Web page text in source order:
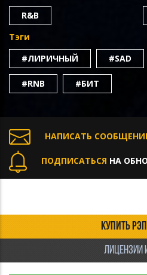
R&B
Тэги
#ЛИРИЧНЫЙ
#SAD
#RNB #БИТ
НАПИСАТЬ
ПОДПИСАТЬСЯ НА
КУПИТЬ
ЛИЦЕНЗИИ